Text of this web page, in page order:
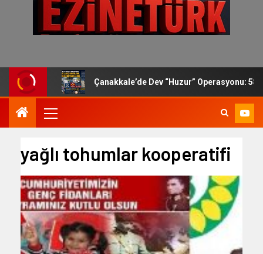
Çanakkale’de Dev “Huzur” Operasyonu:
yağlı tohumlar kooperatifi